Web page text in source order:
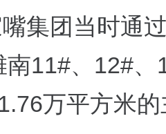
集团当时通
11#、12#、
万平方米